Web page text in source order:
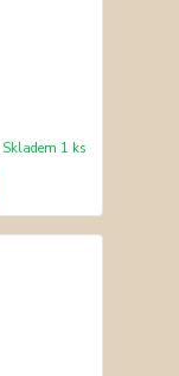
Skladem 1 ks